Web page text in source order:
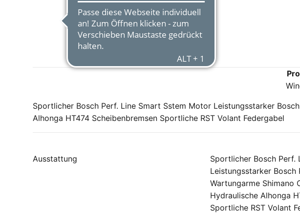
Sportlicher Bosch Perf. Line Smart Sstem Motor Leistungsstarker
Alhonga HT474 Scheibenbremsen Sportliche RST Volant Federgabel
Ausstattung
Sportlicher Bosch Perf.
Leistungsstarker Bosch
Wartungarme Shimano
Hydraulische Alhonga
Sportliche RST Volant